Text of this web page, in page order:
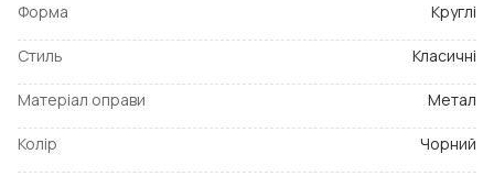
Форма Круглі
Стиль Класичні
Матеріал оправи Метал
Колір Чорний